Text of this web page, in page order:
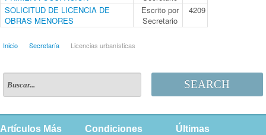
SOLICITUD DE LICENCIA DE
OBRAS MENORES
Escrito por
Secretario
4209
Inicio Secretaría Licencias urbanísticas
SEARCH
Artículos Más
Condiciones
Últimas